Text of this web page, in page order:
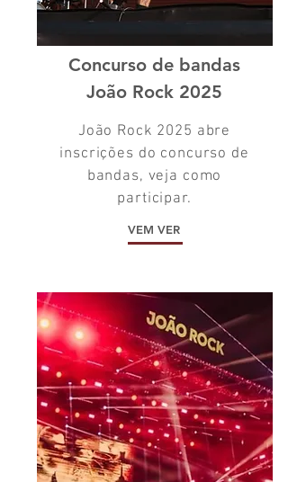
Concurso de bandas
João Rock 2025
João Rock 2025 abre
inscrições do concurso de
bandas, veja como
participar.
VEM VER